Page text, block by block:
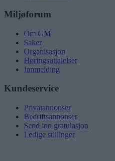
Miljøforum
Om GM
Saker
Organisasjon
Høringsuttalelser
Innmelding
Kundeservice
Privatannonser
Bedriftsannonser
Send inn gratulasjon
Ledige stillinger